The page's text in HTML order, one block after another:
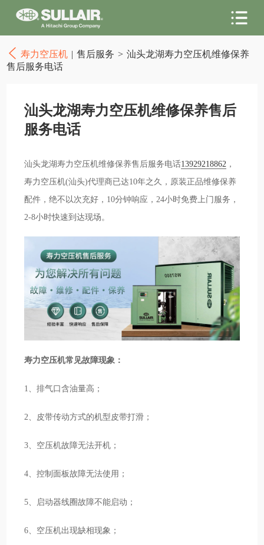
寿力空压机 | 售后服务 > 汕头龙湖寿力空压机维修保养
售后服务电话
汕头龙湖寿力空压机维修保养售后
服务电话
汕头龙湖寿力空压机维修保养售后服务电话13929218862 ，
寿力空压机(汕头)代理商已达10年之久，原装正品维修保养
配件，绝不以次充好，10分钟响应，24小时免费上门服务，
2-8小时快速到达现场。
寿力空压机常见故障现象：
1、排气口含油量高；
2、皮带传动方式的机型皮带打滑；
3、空压机故障无法开机；
4、控制面板故障无法使用；
5、启动器线圈故障不能启动；
6、空压机出现缺相现象；